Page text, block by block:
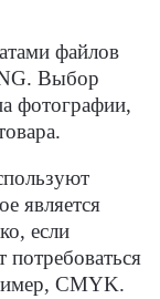
файлов
Выбор
фотографии,
является
если
потребоваться
CMYK.